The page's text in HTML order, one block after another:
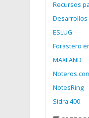
Recursos
Desarrollos
ESLUG
Forastero
MAXLAND
NotesRing
Sidra 400